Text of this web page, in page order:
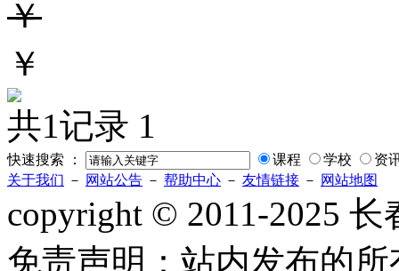
￥
￥
共1记录 1
快速搜索 ： 课程 学校
资
关于我们 － 网站公告 － 帮助中心 － 友情链接 － 网站地图
copyright © 2011-2025
免责声明：站内发布的